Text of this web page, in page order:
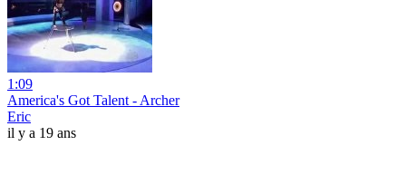
1:09
America's Got Talent - Archer
Eric
il y a 19 ans